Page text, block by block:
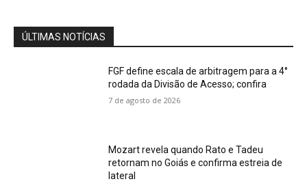
ÚLTIMAS NOTÍCIAS
FGF define escala de arbitragem para a 4°
rodada da Divisão de Acesso; confira
7 de agosto de 2026
Mozart revela quando Rato e Tadeu
retornam no Goiás e confirma estreia de
lateral